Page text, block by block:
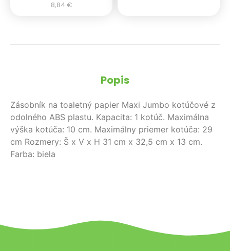
8,84 €
Popis
Zásobník na toaletný papier Maxi Jumbo kotúčové z
odolného ABS plastu. Kapacita: 1 kotúč. Maximálna
výška kotúča: 10 cm. Maximálny priemer kotúča: 29
cm Rozmery: Š x V x H 31 cm x 32,5 cm x 13 cm.
Farba: biela